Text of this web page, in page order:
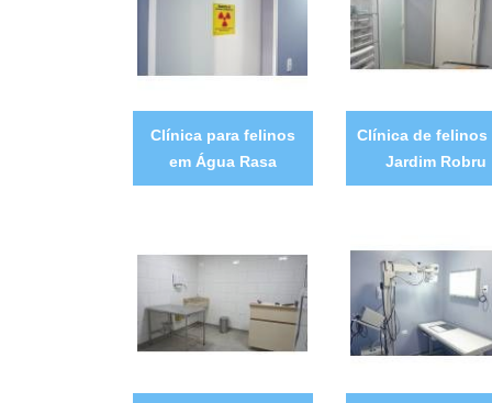
Clínica para felinos
em Água Rasa
Clínica de felinos
Jardim Robru